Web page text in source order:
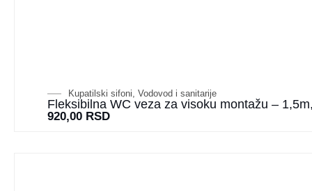
Kupatilski sifoni, Vodovod i sanitarije
Fleksibilna WC veza za visoku montažu –
920,00 RSD